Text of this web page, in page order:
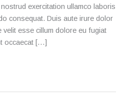
exercitation ullamco laboris
consequat. Duis aute irure dolor
velit esse cillum dolore eu fugiat
occaecat […]